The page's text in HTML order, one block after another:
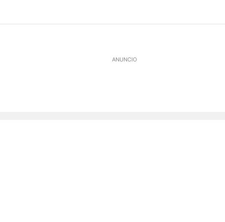
ANUNCIO